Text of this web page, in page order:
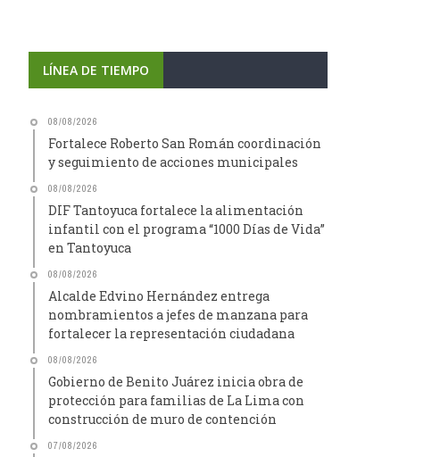
LÍNEA DE TIEMPO
08/08/2026
Fortalece Roberto San Román coordinación
y seguimiento de acciones municipales
08/08/2026
DIF Tantoyuca fortalece la alimentación
infantil con el programa “1000 Días de Vida”
en Tantoyuca
08/08/2026
Alcalde Edvino Hernández entrega
nombramientos a jefes de manzana para
fortalecer la representación ciudadana
08/08/2026
Gobierno de Benito Juárez inicia obra de
protección para familias de La Lima con
construcción de muro de contención
07/08/2026